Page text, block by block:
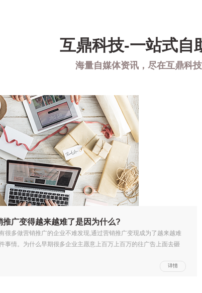
互鼎科技-一站式自
海量自媒体资讯，尽在互鼎科
推广变得越来越难了是因为什么?
很多做营销推广的企业不难发现,通过营销推广变现成为了越来越难
事情。为什么早期很多企业主愿意上百万上百万的往广告上面去砸
详情